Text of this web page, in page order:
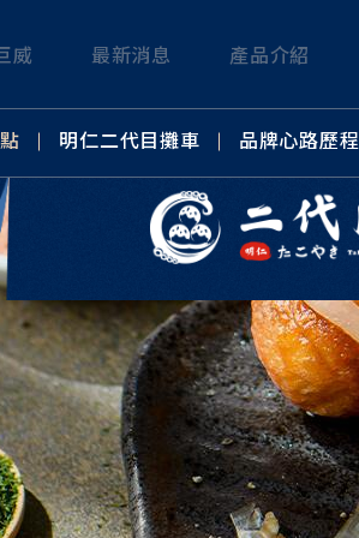
威 最新消息 產品介紹
明仁二代目攤車 品牌心路歷程